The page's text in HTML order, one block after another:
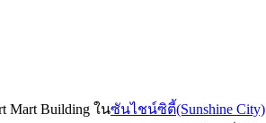
Mart Building ในซันไชน์ซิตี้(Sunshine City)